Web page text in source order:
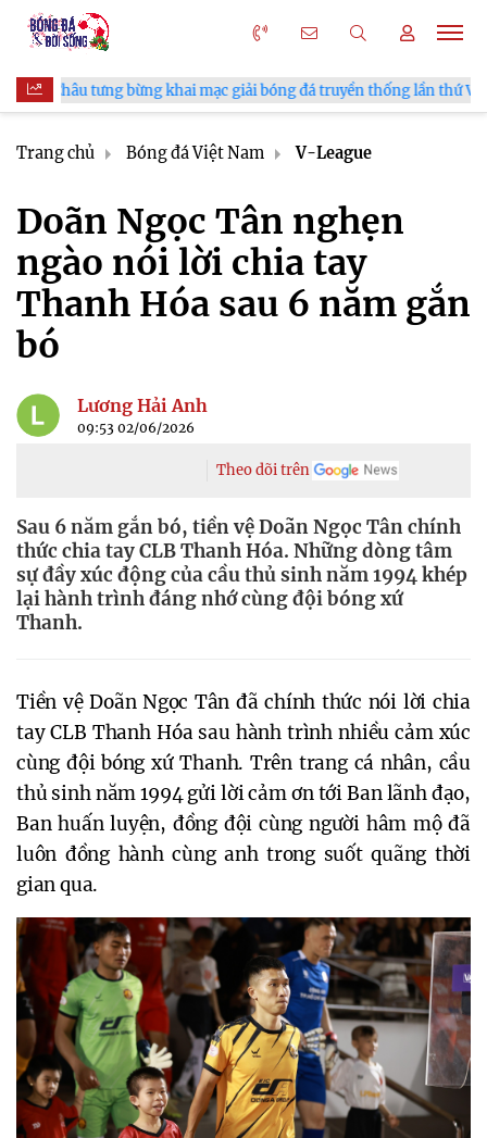
mạc giải bóng đá truyền thống lần thứ VI HLV Kim Sang
Trang chủ Bóng đá Việt Nam V-League
Doãn Ngọc Tân nghẹn
ngào nói lời chia tay
Thanh Hóa sau 6 năm gắn
bó
Lương Hải Anh
09:53 02/06/2026
Theo dõi trên
Sau 6 năm gắn bó, tiền vệ Doãn Ngọc Tân chính
thức chia tay CLB Thanh Hóa. Những dòng tâm
sự đầy xúc động của cầu thủ sinh năm 1994 khép
lại hành trình đáng nhớ cùng đội bóng xứ
Thanh.
Tiền vệ Doãn Ngọc Tân đã chính thức nói lời chia
tay CLB Thanh Hóa sau hành trình nhiều cảm xúc
cùng đội bóng xứ Thanh. Trên trang cá nhân, cầu
thủ sinh năm 1994 gửi lời cảm ơn tới Ban lãnh đạo,
Ban huấn luyện, đồng đội cùng người hâm mộ đã
luôn đồng hành cùng anh trong suốt quãng thời
gian qua.